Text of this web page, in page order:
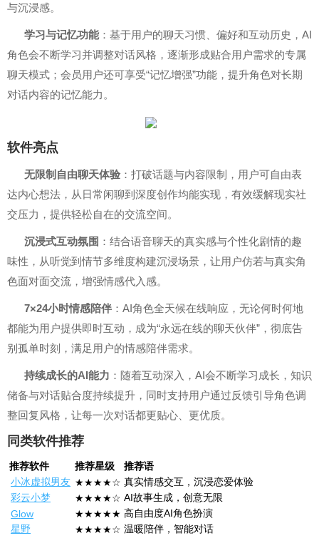
与沉浸感。
学习与记忆功能 ：基于用户的聊天习惯、偏好和互动历史，AI
角色会不断学习并调整对话风格，逐渐形成贴合用户需求的专属
聊天模式；会员用户还可享受“记忆增强”功能，提升角色对长期
对话内容的记忆能力。
软件亮点
无限制自由聊天体验 ：打破话题与内容限制，用户可自由表
达内心想法，从日常闲聊到深度创作均能实现，有效缓解现实社
交压力，提供轻松自在的交流空间。
沉浸式互动氛围 ：结合语音聊天的真实感与个性化剧情的趣
味性，从听觉到情节多维度构建沉浸场景，让用户仿若与真实角
色面对面交流，增强情感代入感。
7×24小时情感陪伴 ：AI角色全天候在线响应，无论何时何地
都能为用户提供即时互动，成为“永远在线的聊天伙伴”，彻底告
别孤单时刻，满足用户的情感陪伴需求。
持续成长的AI能力 ：随着互动深入，AI会不断学习成长，知识
储备与对话贴合度持续提升，同时支持用户通过反馈引导角色调
整回复风格，让每一次对话都更贴心、更优质。
同类软件推荐
推荐软件 推荐星级
推荐语
小冰虚拟男友 ★★★★☆ 真实情感交互，沉浸恋爱体验
彩云小梦
★★★★☆ AI故事生成，创意无限
Glow
★★★★★ 高自由度AI角色扮演
星野
★★★★☆ 温暖陪伴，智能对话